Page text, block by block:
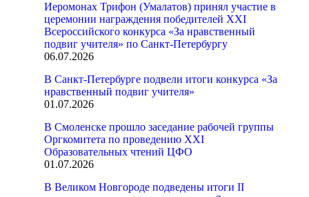
Иеромонах Трифон (Умалатов) принял участие в
церемонии награждения победителей XXI
Всероссийского конкурса «За нравственный
подвиг учителя» по Санкт-Петербургу
06.07.2026
В Санкт-Петербурге подвели итоги конкурса «За
нравственный подвиг учителя»
01.07.2026
В Смоленске прошло заседание рабочей группы
Оргкомитета по проведению XXI
Образовательных чтений ЦФО
01.07.2026
В Великом Новгороде подведены итоги II